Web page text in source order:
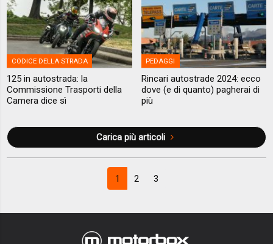
CODICE DELLA STRADA
125 in autostrada: la
Commissione Trasporti della
Camera dice sì
PEDAGGI
Rincari autostrade 2024: ecco
dove (e di quanto) pagherai di
più
Carica più articoli
1 2 3